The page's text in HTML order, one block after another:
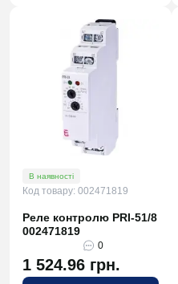
В наявності
Код товару: 002471819
Реле контролю PRI-51/8
002471819
0
1 524.96 грн.